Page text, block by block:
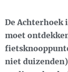
De Achterhoek
moet
niet